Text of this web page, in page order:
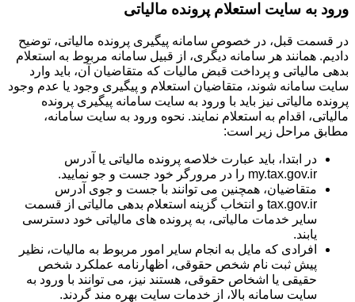
ورود به سایت استعلام پرونده مالیاتی
در قسمت قبل، در خصوص سامانه پیگیری پرونده مالیاتی، توضیح
دادیم. همانند هر سامانه دیگری، از قبیل سامانه مربوط به استعلام
بدهی مالیاتی و پرداخت قبض مالیات که متقاضیان آن، باید وارد
سایت سامانه شوند، متقاضیان استعلام و پیگیری وجود یا عدم وجود
پرونده مالیاتی نیز باید با ورود به سایت سامانه پیگیری پرونده
مالیاتی، اقدام به استعلام نمایند. نحوه ورود به سایت سامانه،
مطابق مراحل زیر است:
در ابتدا، باید عبارت خلاصه پرونده مالیاتی یا آدرس
my.tax.gov.ir را در مرورگر خود جست و جو نمایید.
متقاضیان، همچنین می توانند با جست و جوی آدرس
tax.gov.ir و انتخاب گزینه استعلام بدهی مالیاتی از قسمت
سایر خدمات مالیاتی، به پرونده های مالیاتی خود دسترسی
یابند.
افرادی که مایل به انجام سایر امور مربوط به مالیات، نظیر
پیش ثبت نام شخص حقوقی، اظهارنامه عملکرد شخص
حقیقی یا اشخاص حقوقی، هستند نیز، می توانند با ورود به
سایت سامانه بالا، از خدمات سایت بهره مند گردند.